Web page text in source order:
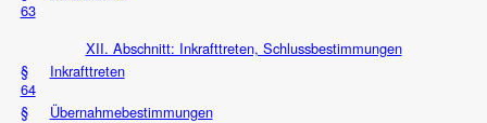
63
XII. Abschnitt: Inkrafttreten, Schlussbestimmungen
§
64
Inkrafttreten
§
Übernahmebestimmungen